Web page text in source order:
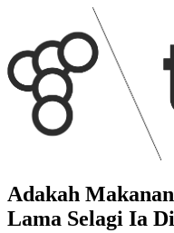
Adakah
Lama Selagi Ia